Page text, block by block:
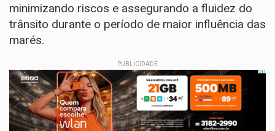
minimizando riscos e assegurando a fluidez do
trânsito durante o período de maior influência das
marés.
PUBLICIDADE